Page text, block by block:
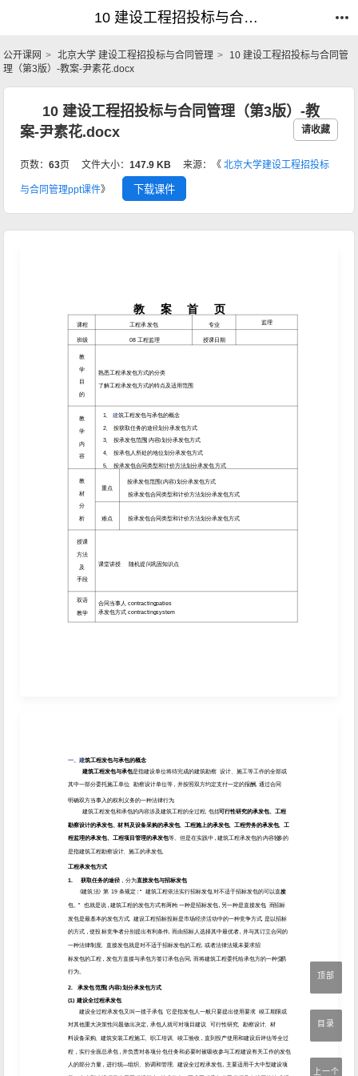
10 建设工程招投标与合同管理（第3版）-教案-尹素花.docx_建设工程招投标与合同管理_公开课网
10 建设工程招投标与合同管理（第3版）-教案-尹素花.docx_建设工程招投标与合同管理_公开课网
公开课网 北京大学 建设工程招投标与合同管理
10 建设工程招投标与合同管
理（第3版）-教案-尹素花.docx
10 建设工程招投标与合同管理（第3版）-教
案-尹素花.docx
请收藏
页数：63页 文件大小：147.9 KB 来源：《北京大学建设工程招投标
与合同管理ppt课件》 下载课件
顶部
目录
上一个